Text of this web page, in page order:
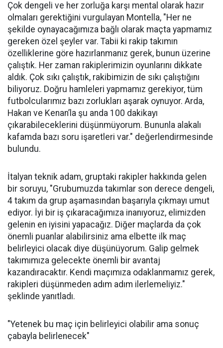
Çok dengeli ve her zorluğa karşı mental olarak hazır
olmaları gerektiğini vurgulayan Montella, "Her ne
şekilde oynayacağımıza bağlı olarak maçta yapmamız
gereken özel şeyler var. Tabii ki rakip takımın
özelliklerine göre hazırlanmanız gerek, bunun üzerine
çalıştık. Her zaman rakiplerimizin oyunlarını dikkate
aldık. Çok sıkı çalıştık, rakibimizin de sıkı çalıştığını
biliyoruz. Doğru hamleleri yapmamız gerekiyor, tüm
futbolcularımız bazı zorlukları aşarak oynuyor. Arda,
Hakan ve Kenan’la şu anda 100 dakikayı
çıkarabileceklerini düşünmüyorum. Bununla alakalı
kafamda bazı soru işaretleri var." değerlendirmesinde
bulundu.
İtalyan teknik adam, gruptaki rakipler hakkında gelen
bir soruyu, "Grubumuzda takımlar son derece dengeli,
4 takım da grup aşamasından başarıyla çıkmayı umut
ediyor. İyi bir iş çıkaracağımıza inanıyoruz, elimizden
gelenin en iyisini yapacağız. Diğer maçlarda da çok
önemli puanlar alabilirsiniz ama elbette ilk maç
belirleyici olacak diye düşünüyorum. Galip gelmek
takımımıza gelecekte önemli bir avantaj
kazandıracaktır. Kendi maçımıza odaklanmamız gerek,
rakipleri düşünmeden adım adım ilerlemeliyiz."
şeklinde yanıtladı.
"Yetenek bu maç için belirleyici olabilir ama sonuç
çabayla belirlenecek"